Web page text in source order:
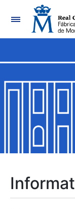
Show/Hide
Show/Hide
Show/Hide